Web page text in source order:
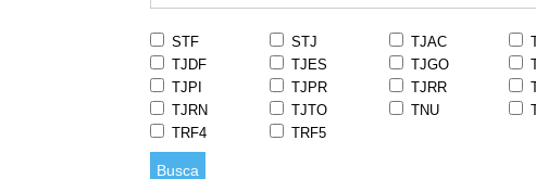
STF STJ TJAC
TJDF
TJES TJGO
TJPI
TJPR TJRR
TJRN
TJTO TNU
TRF4
TRF5
Busca